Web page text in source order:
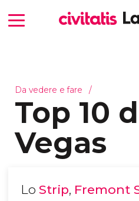
Da vedere e fare
Top 10
Vegas
Lo Strip, Fremont